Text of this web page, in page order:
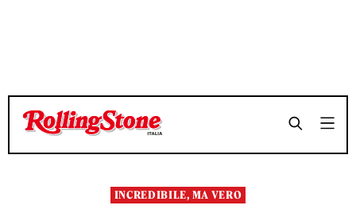
TEMPO DI LETTURA 4 MINUTI
TEMPO DI LETTURA 4 MINUTI
INCREDIBILE, MA VERO